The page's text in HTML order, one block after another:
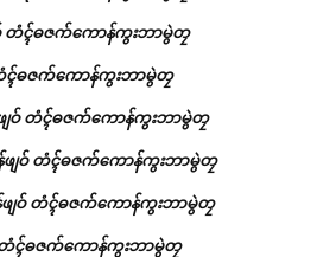
တံၚ်ဓဇက်ကောန်ကွးဘာမွဲတၠ
ၚ်ဓဇက်ကောန်ကွးဘာမွဲတၠ
ဝ် တံၚ်ဓဇက်ကောန်ကွးဘာမွဲတၠ
ျဝ် တံၚ်ဓဇက်ကောန်ကွးဘာမွဲတၠ
ျဝ် တံၚ်ဓဇက်ကောန်ကွးဘာမွဲတၠ
တံၚ်ဓဇက်ကောန်ကွးဘာမွဲတၠ